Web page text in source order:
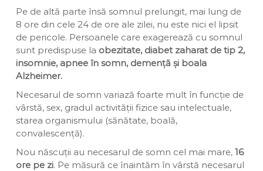
Pe de altă parte însă somnul prelungit, mai lung de
8 ore din cele 24 de ore ale zilei, nu este nici el lipsit
de pericole. Persoanele care exagerează cu somnul
sunt predispuse la obezitate, diabet zaharat de tip 2,
insomnie, apnee în somn, demență și boala
Alzheimer.
Necesarul de somn variază foarte mult în funcție de
vârstă, sex, gradul activității fizice sau intelectuale,
starea organismului (sănătate, boală,
convalescență).
Nou născuții au necesarul de somn cel mai mare, 16
ore pe zi. Pe măsură ce înaintăm în vârstă necesarul